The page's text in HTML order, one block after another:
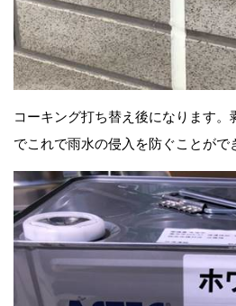
コーキング打ち替え後になります
でこれで雨水の侵入を防ぐことがで